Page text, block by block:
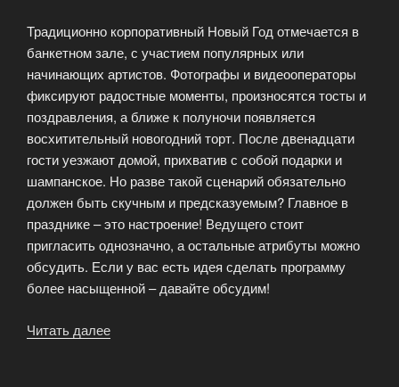
Традиционно корпоративный Новый Год отмечается в
банкетном зале, с участием популярных или
начинающих артистов. Фотографы и видеооператоры
фиксируют радостные моменты, произносятся тосты и
поздравления, а ближе к полуночи появляется
восхитительный новогодний торт. После двенадцати
гости уезжают домой, прихватив с собой подарки и
шампанское. Но разве такой сценарий обязательно
должен быть скучным и предсказуемым? Главное в
празднике – это настроение! Ведущего стоит
пригласить однозначно, а остальные атрибуты можно
обсудить. Если у вас есть идея сделать программу
более насыщенной – давайте обсудим!
Читать далее